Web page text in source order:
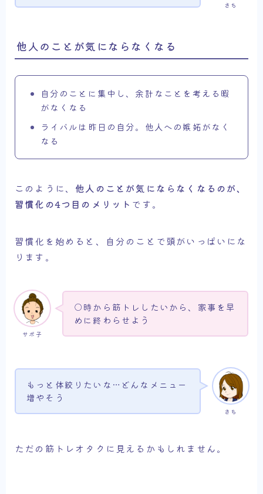
さち
他人のことが気にならなくなる
自分のことに集中し、余計なことを考える暇
がなくなる
ライバルは昨日の自分。他人への嫉妬がなく
なる
このように、 他人のことが気にならなくなるのが、
習慣化の4つ目のメリット です。
習慣化を始めると、自分のことで頭がいっぱいにな
ります。
サボ子
○時から筋トレしたいから、家事を早
めに終わらせよう
さち
もっと体絞りたいな…どんなメニュー
増やそう
ただの筋トレオタクに見えるかもしれません。